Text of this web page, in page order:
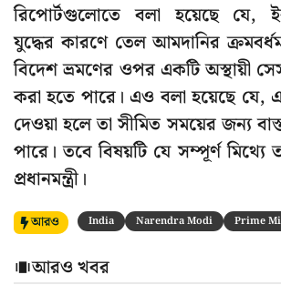
রিপোর্টগুলোতে বলা হয়েছে যে,
যুদ্ধের কারণে তেল আমদানির
বিদেশ ভ্রমণের ওপর একটি অস্থায়ী
করা হতে পারে। এও বলা হয়েছে যে,
দেওয়া হলে তা সীমিত সময়ের জন্য
পারে। তবে বিষয়টি যে সম্পূর্ণ মিথ্যে
প্রধানমন্ত্রী।
আরও India Narendra Modi Prime
আরও খবর